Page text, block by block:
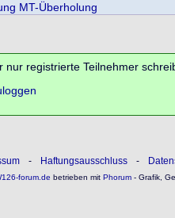
MT-Überholung
nur registrierte Teilnehmer
- Haftungsausschluss -
forum.de betrieben mitPhorum- Grafik,